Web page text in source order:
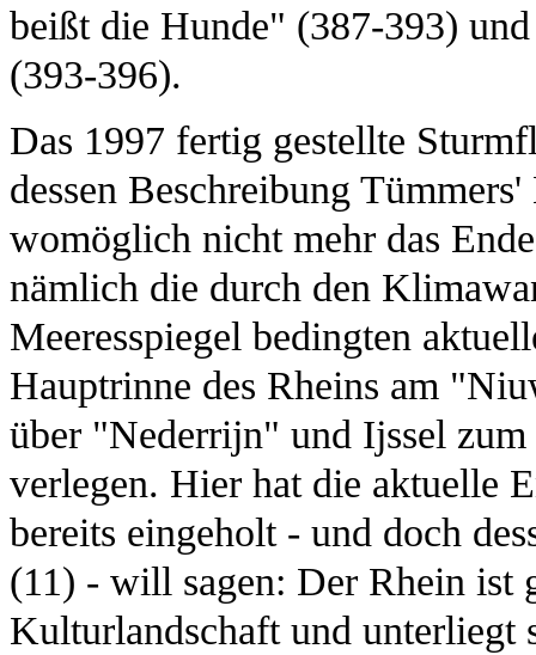
beißt die Hunde" (387-393)
(393-396).
Das 1997 fertig gestellte
dessen Beschreibung
womöglich nicht mehr das
nämlich die durch den
Meeresspiegel bedingten
Hauptrinne des Rheins am
über "Nederrijn" und Ijssel zum
verlegen. Hier hat die aktuelle
bereits eingeholt - und doch
(11) - will sagen: Der Rhein ist
Kulturlandschaft und unterliegt